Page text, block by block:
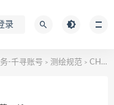
录
-千寻账号 > 测绘规范 > CH1016-2008 测绘作业人员安全规范.pdf